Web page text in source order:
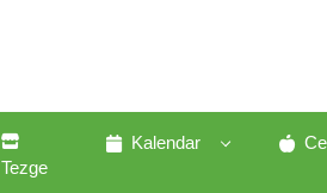
Tezge
Kalendar